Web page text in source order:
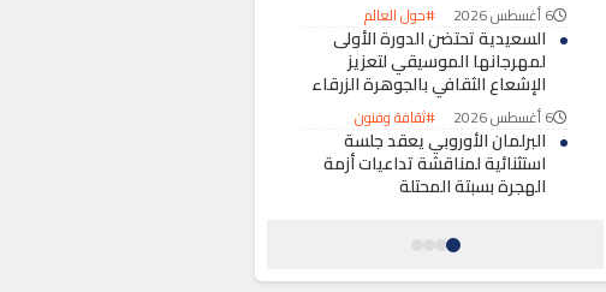
6 أغسطس 2026 #حول العالم
السعيدية تحتضن الدورة الأولى
لمهرجانها الموسيقي لتعزيز
الإشعاع الثقافي بالجوهرة الزرقاء
6 أغسطس 2026 #ثقافة وفنون
البرلمان الأوروبي يعقد جلسة
استثنائية لمناقشة تداعيات أزمة
الهجرة بسبتة المحتلة
تعبئة برية وجوية متواصلة لإخماد